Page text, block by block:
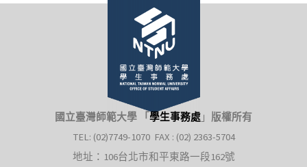
navigation
國立臺灣師範大學 「 學生事務處 」 版權所有
TEL: (02)7749-1070 FAX : (02) 2363-5704
地址：106台北市和平東路一段162號